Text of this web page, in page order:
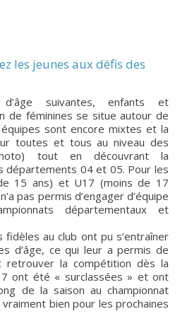
les jeunes aux défis des
de féminines se situe autour de
équipes sont encore mixtes et la
toutes et tous au niveau des
tout en découvrant la
départements 04 et 05. Pour les
15 ans) et U17 (moins de 17
pas permis d’engager d’équipe
départementaux et
au club ont pu s’entraîner
d’âge, ce qui leur a permis de
retrouver la compétition dès la
ont été « surclassées » et ont
de la saison au championnat
bien pour les prochaines